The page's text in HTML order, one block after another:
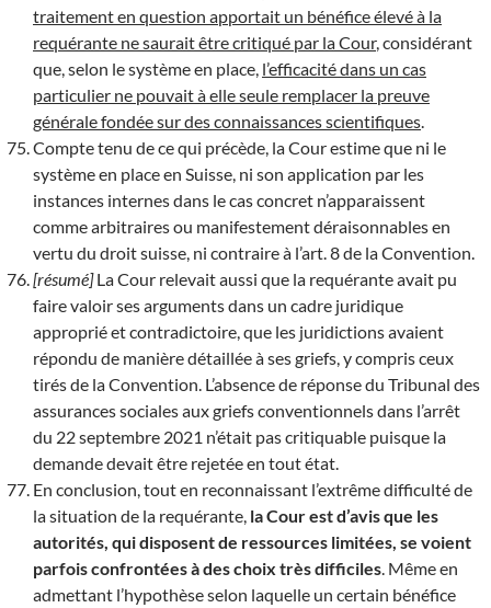
traitement en question apportait un bénéfice élevé à la
requérante ne saurait être critiqué par la Cour, considérant
que, selon le système en place, l’efficacité dans un cas
particulier ne pouvait à elle seule remplacer la preuve
générale fondée sur des connaissances scientifiques
Compte tenu de ce qui précède, la Cour estime que ni le
système en place en Suisse, ni son application par les
instances internes dans le cas concret n’apparaissent
comme arbitraires ou manifestement déraisonnables en
vertu du droit suisse, ni contraire à l’art. 8 de la Convention.
[résumé]La Cour relevait aussi que la requérante avait pu
faire valoir ses arguments dans un cadre juridique
approprié et contradictoire, que les juridictions avaient
répondu de manière détaillée à ses griefs, y compris ceux
tirés de la Convention. L’absence de réponse du Tribunal des
assurances sociales aux griefs conventionnels dans l’arrêt
du 22 septembre 2021 n’était pas critiquable puisque la
demande devait être rejetée en tout état.
En conclusion, tout en reconnaissant l’extrême difficulté de
la situation de la requérante, la Cour est d’avis que les
autorités, qui disposent de ressources limitées, se voient
parfois confrontées à des choix très difficiles . Même en
admettant l’hypothèse selon laquelle un certain bénéfice